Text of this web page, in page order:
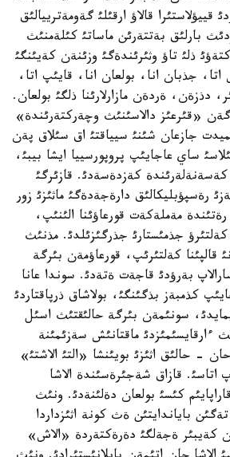
قييؤلاستئرا قالاؤ ارقئلئ گةومةترييالئق
بارلئق بةتتةرئن ماساتئ كئلةمنئث
ذلئ تاؤ وثئرئندةگئ وزئنةن كةيئنگئ
جذبان انا، بولعان انا، قايئپ اتا،
دذزةن، ةردةن مازارلارئنا ذلگئ بولعان.
«قئرعئز دالاسئنئث وچةركتةرئندة»
جازعان شئنئ سيياقتئ اق سئلاق پةن
ساي عاجايئپ پروپورسييا ايشا بيبئ،
كةزدةسةدئ. قازئرگئ
رةسپؤبليكالئق دارةجةدةگئ ماثئزئ زور
مةملةكةت قورعاؤئنا الئنئپ،
كةلتئرؤ جذمئستارئ جذرگئزئلدئ. مذنئث
قالپئنا كةلتئرئپ، قورعاؤمةن بئرگة
بةرؤدئ قاجةت ةتةدئ. سوندا عانا
كذمبةز بذگئنگئ، بولاشاق ذرپاقتاردئ
سونئمةن بئرگة حالئقتئث اسئل
ءارقايسئمئزدئ ماقتانئش سةزئمئنة
- حالئق اثئزئ بويئنشا «التئ الاشتئ»
اتاسئ. قازاق شةجئرةسئندة الاشا
كئسئ بولعان دةلئنةدئ. ونئث
باياندايتئن ةث كونة اثئزداردا
كةيبئر ةجةلگئ دةرةكتةردة «الاش»